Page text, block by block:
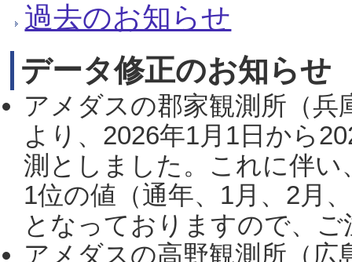
過去のお知らせ
データ修正のお知らせ
アメダスの郡家観測所（
より、2026年1月1日から
測としました。これに伴い
1位の値（通年、1月、2月
となっておりますので、
アメダスの高野観測所（